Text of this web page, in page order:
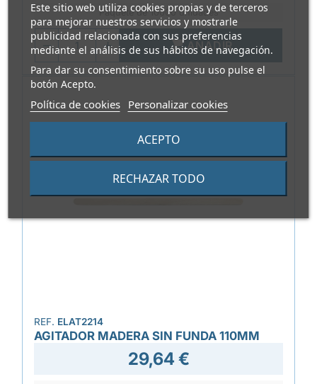
Este sitio web utiliza cookies propias y de terceros
para mejorar nuestros servicios y mostrarle
publicidad relacionada con sus preferencias
mediante el análisis de sus hábitos de navegación.
Para dar su consentimiento sobre su uso pulse el
botón Acepto.
Política de cookies Personalizar cookies
RECHAZAR TODO
ACEPTO
Paquete de 10000 unidades
AÑADIR
REF. ELAT2214
AGITADOR MADERA SIN FUNDA 110MM
29,64 €